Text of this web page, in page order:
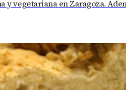
y vegetariana en Zaragoza.